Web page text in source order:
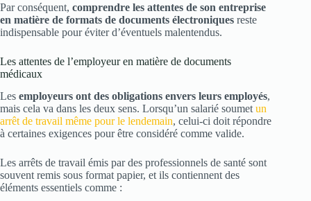
Par conséquent, comprendre les attentes de son entreprise
en matière de formats de documents électroniques reste
indispensable pour éviter d’éventuels malentendus.
Les attentes de l’employeur en matière de documents
médicaux
Les employeurs ont des obligations envers leurs employés,
mais cela va dans les deux sens. Lorsqu’un salarié soumetun
arrêt de travail même pour le lendemain, celui-ci doit répondre
à certaines exigences pour être considéré comme valide.
Les arrêts de travail émis par des professionnels de santé sont
souvent remis sous format papier, et ils contiennent des
éléments essentiels comme :